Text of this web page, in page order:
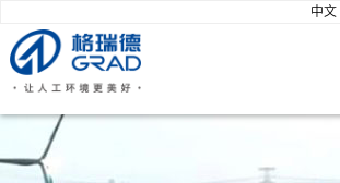
中文